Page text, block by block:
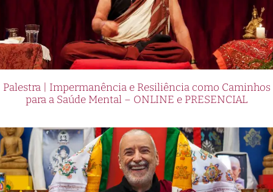
Palestra | Impermanência e Resiliência como Caminhos
para a Saúde Mental – ONLINE e PRESENCIAL